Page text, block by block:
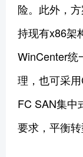
险。此外，
持现有x86架
WinCenter统
理，也可采
FC SAN集中
要求，平衡转